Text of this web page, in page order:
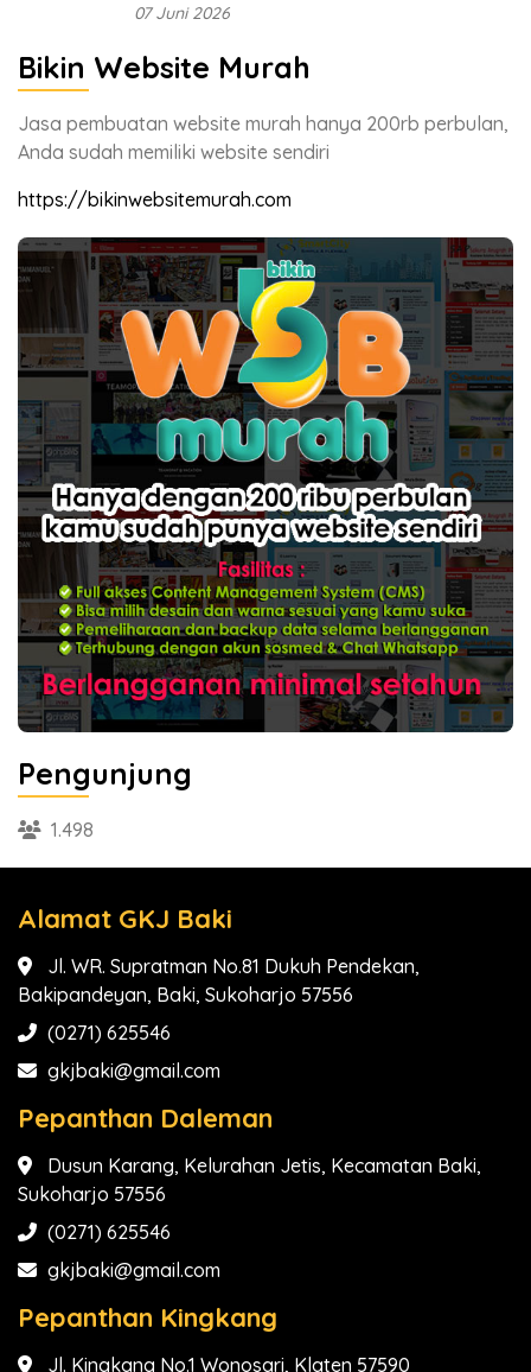
07 Juni 2026
Bikin Website Murah
Jasa pembuatan website murah hanya 200rb perbulan,
Anda sudah memiliki website sendiri
https://bikinwebsitemurah.com
Pengunjung
1.498
Alamat GKJ Baki
Jl. WR. Supratman No.81 Dukuh Pendekan,
Bakipandeyan, Baki, Sukoharjo 57556
(0271) 625546
gkjbaki@gmail.com
Pepanthan Daleman
Dusun Karang, Kelurahan Jetis, Kecamatan Baki,
Sukoharjo 57556
(0271) 625546
gkjbaki@gmail.com
Pepanthan Kingkang
Jl. Kingkang No.1 Wonosari, Klaten 57590